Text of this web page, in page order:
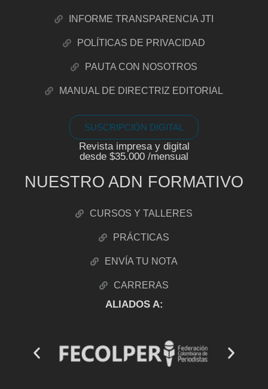
INFORME TRANSPARENCIA JTI
POLÍTICAS DE PRIVACIDAD
PAUTA CON NOSOTROS
MANUAL DE DIRECTRIZ EDITORIAL
SUSCRIPCIÓN DIGITAL
Revista impresa y digital
desde $35.000 /mensual
NUESTRO ADN FORMATIVO
CURSOS Y TALLERES
PRÁCTICAS
ENVÍA TU NOTA
CARRERAS
ALIADOS A: